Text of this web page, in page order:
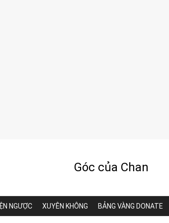
Góc của Chan
NGƯỢC XUYÊN KHÔNG BẢNG VÀNG DONATE